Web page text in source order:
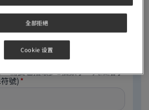
is not made public. It will only be
to be contacted about your account
notifications.
需要包括最少1個數字，大細階字
號)
全部拒絕
Cookie 设置